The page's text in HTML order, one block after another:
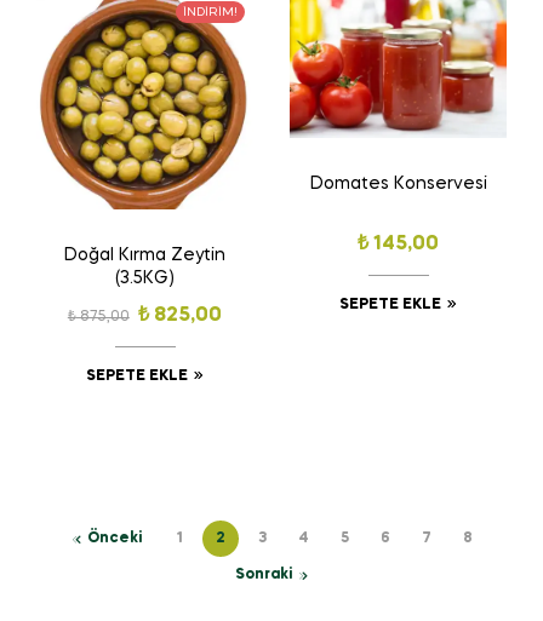
İNDIRIM!
Doğal Kırma Zeytin
(3.5KG)
₺875,00 ₺825,00
SEPETE EKLE
Domates Konservesi
₺145,00
SEPETE EKLE
Önceki 1 2 3 4 5 6 7 8
Sonraki